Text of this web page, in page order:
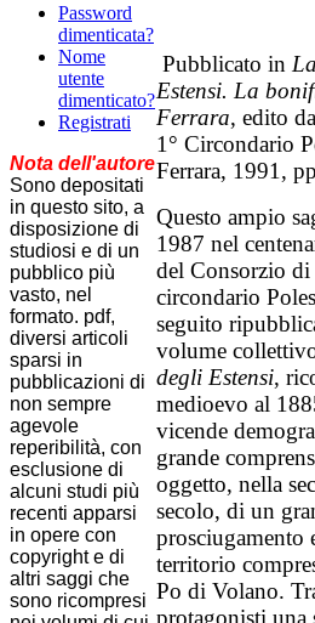
Pubblicato in
Estensi. La
Ferrara, edito
1° Circondario
Ferrara, 1991,
Questo ampio
1987 nel
del Consorzio
circondario
seguito
volume
degli Estensi,
medioevo al
vicende
grande
oggetto, nella
secolo, di un
prosciugamento
territorio
Po di Volano.
Password
dimenticata?
Nome
utente
dimenticato?
Registrati
Nota dell'autore
Sono depositati
in questo sito, a
disposizione di
studiosi e di un
pubblico più
vasto, nel
formato. pdf,
diversi articoli
sparsi in
pubblicazioni di
non sempre
agevole
reperibilità, con
esclusione di
alcuni studi più
recenti apparsi
in opere con
copyright e di
altri saggi che
sono ricompresi